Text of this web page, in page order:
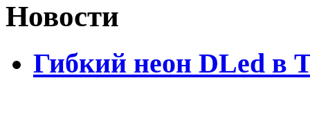
Новости
Гибкий неон DLed в